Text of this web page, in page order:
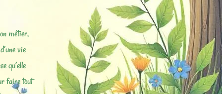
métier,
vie
qu’elle
faire tout